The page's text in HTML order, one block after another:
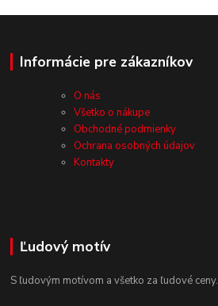
Informácie pre zákazníkov
O nás
Všetko o nákupe
Obchodné podmienky
Ochrana osobných údajov
Kontakty
Ľudový motív
S ľudovým motívom a všetko za ľudové ceny.